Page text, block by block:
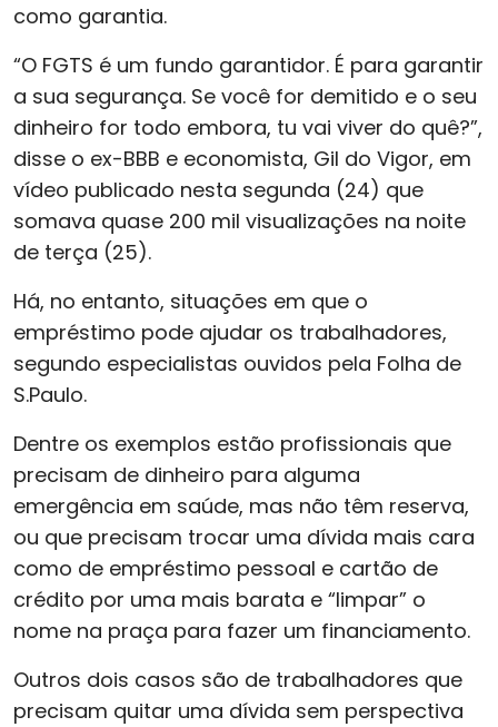
como garantia.
“O FGTS é um fundo garantidor. É para garantir
a sua segurança. Se você for demitido e o seu
dinheiro for todo embora, tu vai viver do quê?”,
disse o ex-BBB e economista, Gil do Vigor, em
vídeo publicado nesta segunda (24) que
somava quase 200 mil visualizações na noite
de terça (25).
Há, no entanto, situações em que o
empréstimo pode ajudar os trabalhadores,
segundo especialistas ouvidos pela Folha de
S.Paulo.
Dentre os exemplos estão profissionais que
precisam de dinheiro para alguma
emergência em saúde, mas não têm reserva,
ou que precisam trocar uma dívida mais cara
como de empréstimo pessoal e cartão de
crédito por uma mais barata e “limpar” o
nome na praça para fazer um financiamento.
Outros dois casos são de trabalhadores que
precisam quitar uma dívida sem perspectiva